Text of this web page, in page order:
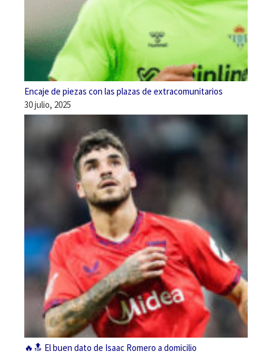
Encaje de piezas con las plazas de extracomunitarios
30 julio, 2025
🔥🔝 El buen dato de Isaac Romero a domicilio